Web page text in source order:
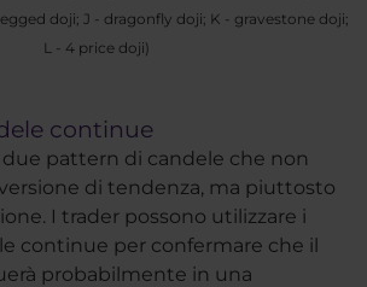
doji; J - dragonfly doji; K - gravestone doji;
L - 4 price doji)
continue
pattern di candele che non
di tendenza, ma piuttosto
I trader possono utilizzare i
continue per confermare che il
probabilmente in una